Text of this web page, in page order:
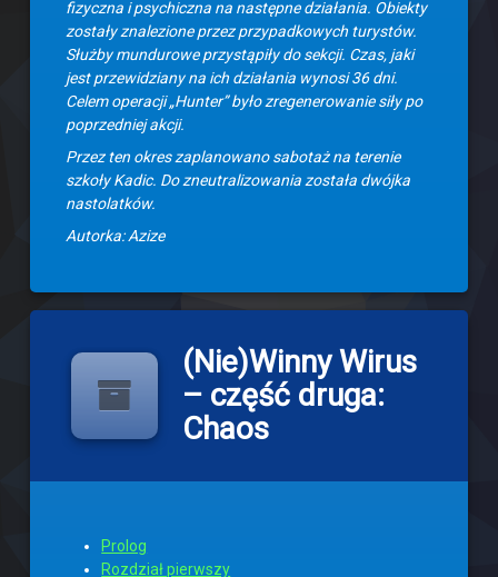
fizyczna i psychiczna na następne działania. Obiekty
zostały znalezione przez przypadkowych turystów.
Służby mundurowe przystąpiły do sekcji. Czas, jaki
jest przewidziany na ich działania wynosi 36 dni.
Celem operacji „Hunter” było zregenerowanie siły po
poprzedniej akcji.
Przez ten okres zaplanowano sabotaż na terenie
szkoły Kadic. Do zneutralizowania została dwójka
nastolatków.
Autorka: Azize
(Nie)Winny Wirus
– część druga:
Chaos
Prolog
Rozdział pierwszy